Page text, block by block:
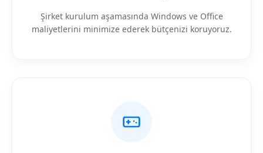
Şirket kurulum aşamasında Windows ve Office
maliyetlerini minimize ederek bütçenizi koruyoruz.